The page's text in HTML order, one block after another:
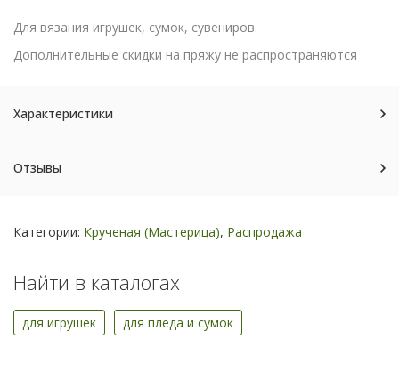
Для вязания игрушек, сумок, сувениров.
Дополнительные скидки на пряжу не распространяются
Характеристики
Отзывы
Категории: Крученая (Мастерица), Распродажа
Найти в каталогах
для игрушек для пледа и сумок